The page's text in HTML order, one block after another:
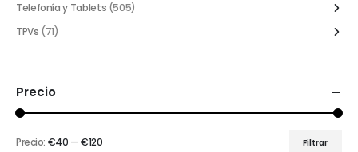
Telefonía y Tablets (505)
TPVs (71)
Precio
Filtrar
Precio: €40 —€120